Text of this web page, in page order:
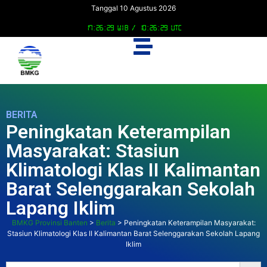
Tanggal 10 Agustus 2026
17:26:31 WIB / 10:26:31 UTC
BERITA
Peningkatan Keterampilan
Masyarakat: Stasiun
Klimatologi Klas II Kalimantan
Barat Selenggarakan Sekolah
Lapang Iklim
BMKG Provinsi Banten > Berita > Peningkatan Keterampilan Masyarakat:
Stasiun Klimatologi Klas II Kalimantan Barat Selenggarakan Sekolah Lapang
Iklim